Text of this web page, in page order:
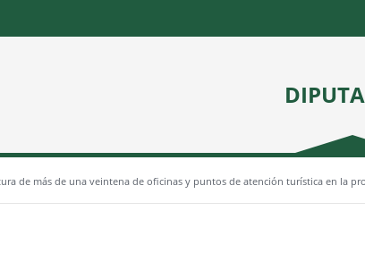
de más de una veintena de oficinas y puntos de atención turística en la